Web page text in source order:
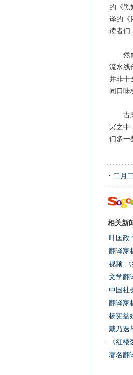
的《黑
译的《
读者们
然而
流水线
并非十
同口味
古来
冥之中
们多一
二月
相关新
·叶匡政:
·翻译家
·视频:《
·文学翻
·中国社
·翻译家
·杨宪益
·戴乃迭
· 《红
·著名翻